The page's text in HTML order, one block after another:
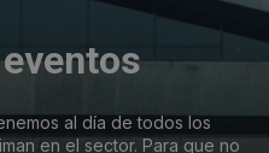
al día de todos los
en el sector. Para que no